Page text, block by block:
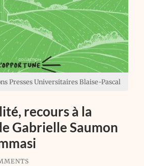
Presses Universitaires Blaise-Pascal
recours à la
Gabrielle Saumon